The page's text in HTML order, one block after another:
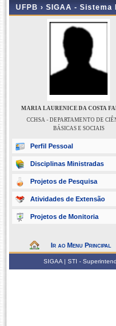
UFPB › SIGAA -
MARIA LAURENICE DA COSTA
CCHSA - DEPARTAMENTO DE
BÁSICAS E SOCIAIS
Perfil Pessoal
Disciplinas Ministradas
Projetos de Pesquisa
Atividades de Extensão
Projetos de Monitoria
Ir ao Menu Principal
SIGAA | STI -